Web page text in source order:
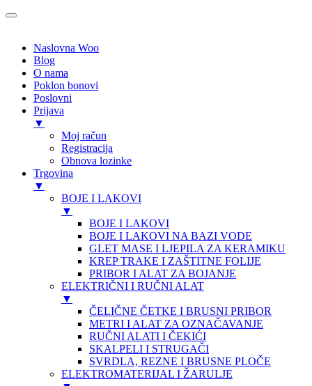
Naslovna Woo
Blog
O nama
Poklon bonovi
Poslovni
Prijava
▼
Moj račun
Registracija
Obnova lozinke
Trgovina
▼
BOJE I LAKOVI
▼
BOJE I LAKOVI
BOJE I LAKOVI NA BAZI VODE
GLET MASE I LJEPILA ZA KERAMIKU
KREP TRAKE I ZAŠTITNE FOLIJE
PRIBOR I ALAT ZA BOJANJE
ELEKTRIČNI I RUČNI ALAT
▼
ČELIČNE ČETKE I BRUSNI PRIBOR
METRI I ALAT ZA OZNAČAVANJE
RUČNI ALATI I ČEKIĆI
SKALPELI I STRUGAČI
SVRDLA, REZNE I BRUSNE PLOČE
ELEKTROMATERIJAL I ŽARULJE